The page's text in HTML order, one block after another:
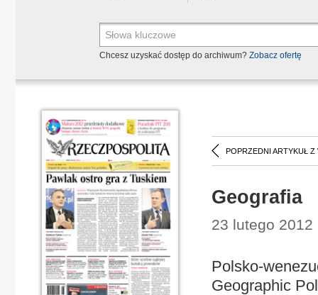
Chcesz uzyskać dostęp do archiwum? Zobacz ofertę
POPRZEDNI ARTYKUŁ Z
Geografia
23 lutego 2012
Polsko-
Geographic